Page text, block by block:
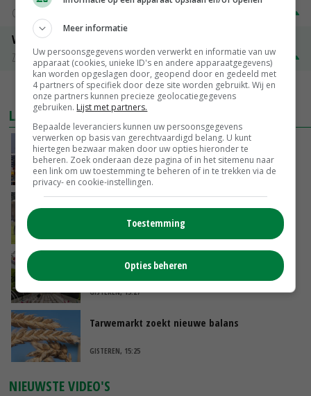
Groningen
Volle melkpoeder
Zuivel NL
€ 345,00 € 20,00
MEER MARKTPRIJZEN
LAATSTE NIEUWS
China scherpt importeisen voor pootgoed aan
vanwege zebrachipbacterie
GISTEREN, 16:25
Panelen houden kas koeler: ‘De eerste indruk
GISTEREN, 15:27
Tarwemarkt zoekt nieuwe balans
GISTEREN, 15:25
NIEUWSTE VIDEO'S
Meer informatie
Uw persoonsgegevens worden verwerkt en informatie van uw
apparaat (cookies, unieke ID's en andere apparaatgegevens)
kan worden opgeslagen door, geopend door en gedeeld met
4 partners of specifiek door deze site worden gebruikt. Wij en
onze partners kunnen precieze geolocatiegegevens
gebruiken. Lijst met partners.
Bepaalde leveranciers kunnen uw persoonsgegevens
verwerken op basis van gerechtvaardigd belang. U kunt
hiertegen bezwaar maken door uw opties hieronder te
beheren. Zoek onderaan deze pagina of in het sitemenu naar
een link om uw toestemming te beheren of in te trekken via de
privacy- en cookie-instellingen.
Toestemming
Opties beheren